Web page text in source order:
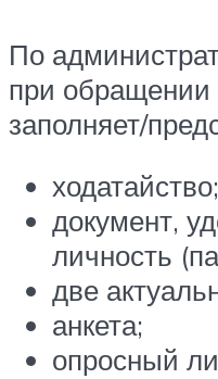
По
при обращении
заполняет/
ходатайство;
документ,
личность
две
анкета;
опросный